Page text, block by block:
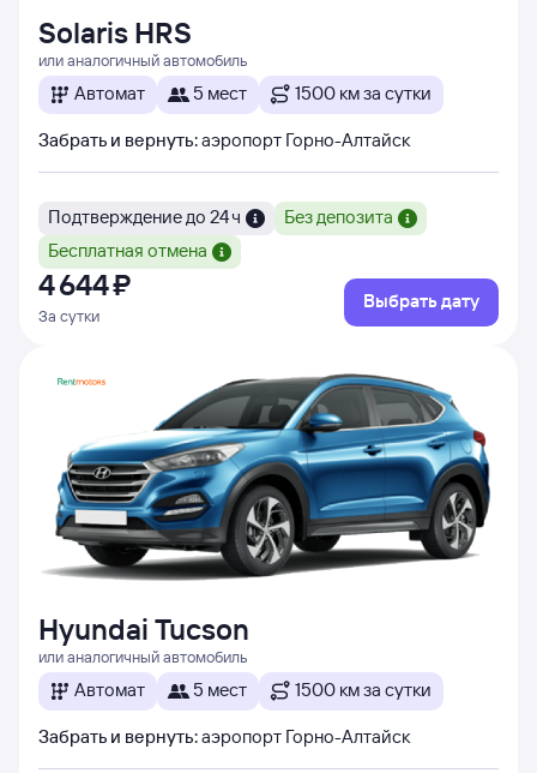
Solaris HRS
или аналогичный автомобиль
Автомат 5 мест 1500 км за сутки
Забрать и вернуть:аэропорт Горно-Алтайск
Подтверждение до 24 ч
Без депозита
Бесплатная отмена
4 ⁠644 ⁠₽
За сутки
Выбрать дату
Hyundai Tucson
или аналогичный автомобиль
Автомат 5 мест 1500 км за сутки
Забрать и вернуть:аэропорт Горно-Алтайск